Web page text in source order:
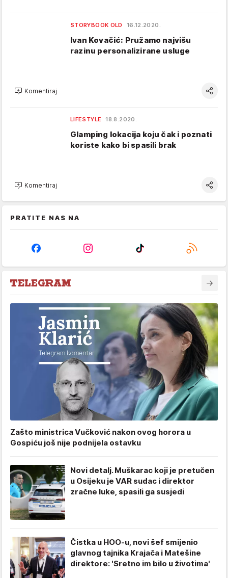
STORYBOOK OLD 16.12.2020.
Ivan Kovačić: Pružamo najvišu
razinu personalizirane usluge
Komentiraj
LIFESTYLE 18.8.2020.
Glamping lokacija koju čak i poznati
koriste kako bi spasili brak
Komentiraj
PRATITE NAS NA
Zašto ministrica Vučković nakon ovog horora u
Gospiću još nije podnijela ostavku
Novi detalj. Muškarac koji je pretučen
u Osijeku je VAR sudac i direktor
zračne luke, spasili ga susjedi
Čistka u HOO-u, novi šef smijenio
glavnog tajnika Krajača i Matešine
direktore: 'Sretno im bilo u životima'